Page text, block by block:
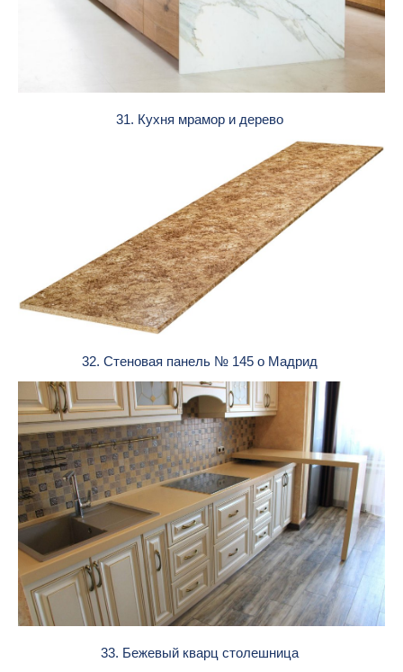
31. Кухня мрамор и дерево
32. Стеновая панель № 145 о Мадрид
33. Бежевый кварц столешница